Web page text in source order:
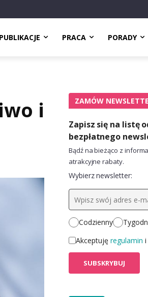
PUBLIKACJE PRACA PORADY
i
ZAMÓW
Zapisz się na listę
bezpłatnego
Bądź na bieżąco z
atrakcyjne rabaty.
Wybierz newsletter:
Codzienny
Akceptuję regulamin i